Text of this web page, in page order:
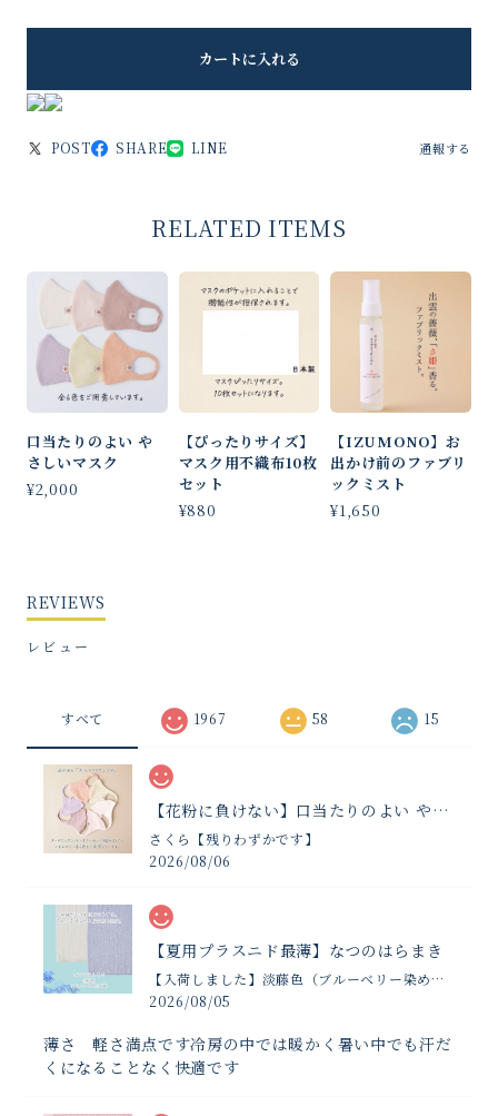
カートに入れる
POST SHARE LINE 通報する
RELATED ITEMS
口当たりのよい や
さしいマスク
¥2,000
【ぴったりサイズ】
マスク用不織布10枚
セット
¥880
【IZUMONO】お
出かけ前のファブリ
ックミスト
¥1,650
REVIEWS
レビュー
すべて 1967 58 15
【花粉に負けない】口当たりのよい やさしいマスク
さくら【残りわずかです】
2026/08/06
【夏用プラスニド最薄】なつのはらまき
【入荷しました】淡藤色（ブルーベリー染め夏限定）
2026/08/05
薄さ 軽さ満点です冷房の中では暖かく暑い中でも汗だ
くになることなく快適です